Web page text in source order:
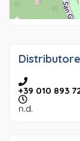
+39 010 893
n.d.